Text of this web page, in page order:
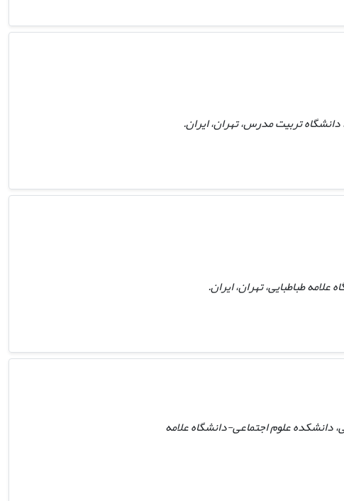
تربیت مدرس، تهران، ایران.
طباطبایی، تهران، ایران.
دانشکده علوم اجتماعی-دانشگاه علامه